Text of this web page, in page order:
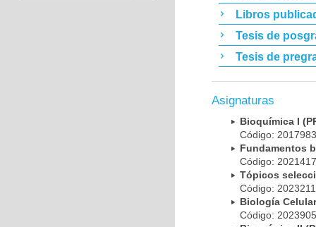
Libros
Tesis de
Tesis de
Asignaturas
Bioquímica I
Código:
Fundamentos
Código:
Tópicos
Código:
Biología
Código: